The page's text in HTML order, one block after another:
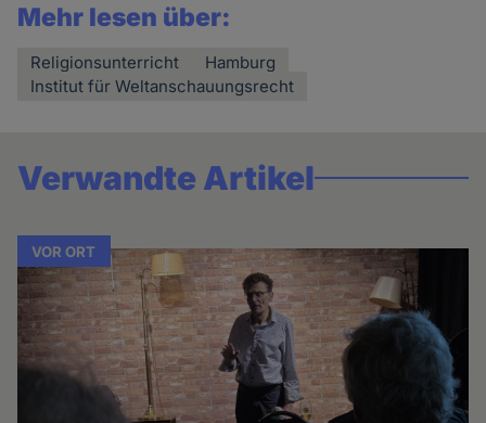
Mehr lesen über:
Religionsunterricht
Hamburg
Institut für Weltanschauungsrecht
Verwandte Artikel
VOR ORT